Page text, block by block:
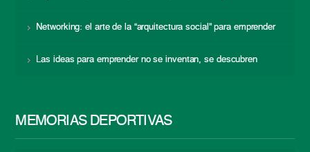
Networking: el arte de la “arquitectura social” para emprender
Las ideas para emprender no se inventan, se descubren
MEMORIAS DEPORTIVAS